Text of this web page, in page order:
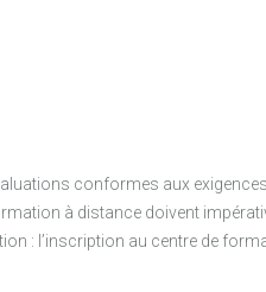
conformes aux
à distance doivent
: l’inscription au centre de